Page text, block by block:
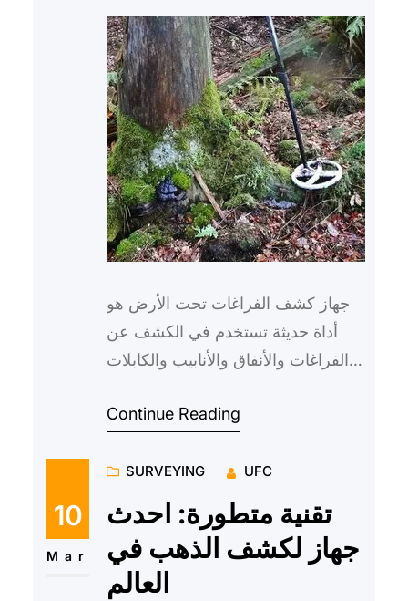
جهاز كشف الفراغات تحت الأرض هو
أداة حديثة تستخدم في الكشف عن
الفراغات والأنفاق والأنابيب والكابلات
Continue Reading
10
Mar
SURVEYING UFC
تقنية متطورة: احدث
جهاز لكشف الذهب في
العالم